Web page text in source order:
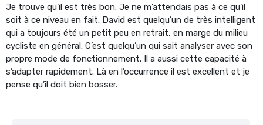
Je trouve qu’il est très bon. Je ne m’attendais pas à ce qu’il
soit à ce niveau en fait. David est quelqu’un de très intelligent
qui a toujours été un petit peu en retrait, en marge du milieu
cycliste en général. C’est quelqu’un qui sait analyser avec son
propre mode de fonctionnement. Il a aussi cette capacité à
s’adapter rapidement. Là en l’occurrence il est excellent et je
pense qu’il doit bien bosser.